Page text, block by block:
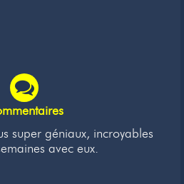
super géniaux, incroyables
avec eux.